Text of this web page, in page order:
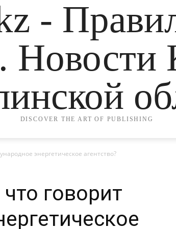
-
DISCOVER THE ART OF PUBLISHING
энергетическое агентство?
говорит